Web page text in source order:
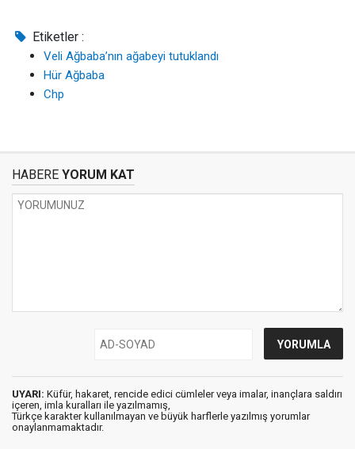
Etiketler :
Veli Ağbaba’nın ağabeyi tutuklandı
Hür Ağbaba
Chp
HABERE YORUM KAT
UYARI: Küfür, hakaret, rencide edici cümleler veya imalar, inançlara saldırı
içeren, imla kuralları ile yazılmamış,
Türkçe karakter kullanılmayan ve büyük harflerle yazılmış yorumlar
onaylanmamaktadır.